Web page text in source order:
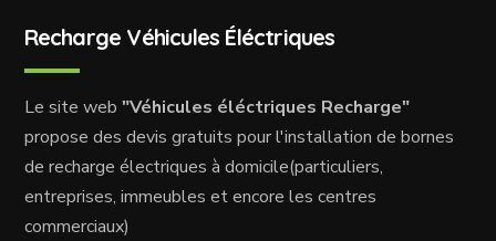
Recharge Véhicules Éléctriques
Le site web "Véhicules éléctriques Recharge"
propose des devis gratuits pour l'installation de bornes
de recharge électriques à domicile(particuliers,
entreprises, immeubles et encore les centres
commerciaux)